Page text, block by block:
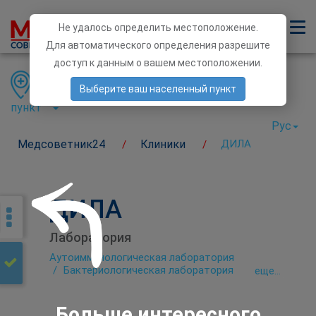
Медсоветник24 / Клиники / ДИЛА
Область Район
Населенный
пункт
Рус
ДИЛА
Лаборатория
Аутоиммунологическая лаборатория
Бактериологическая лаборатория
Генетическая диагностика
eще...
Не удалось определить местоположение.
Для автоматического определения разрешите
доступ к данным о вашем местоположении.
Выберите ваш населенный пункт